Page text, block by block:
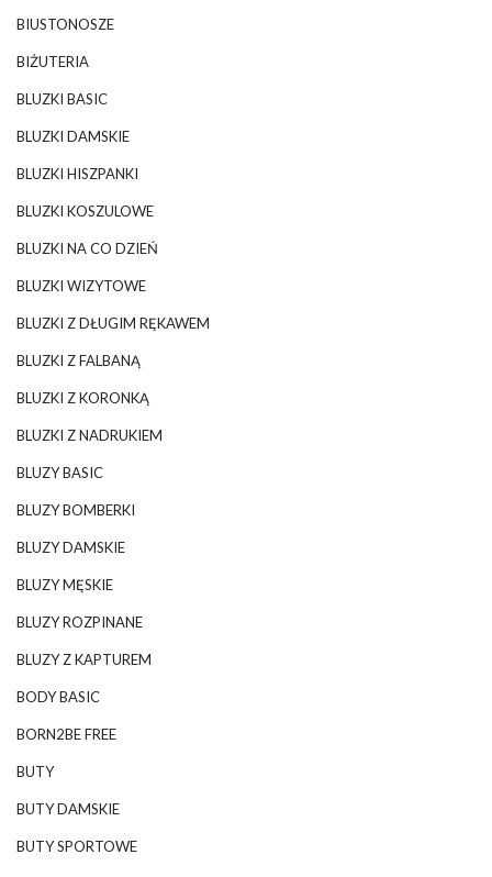
BIUSTONOSZE
BIŻUTERIA
BLUZKI BASIC
BLUZKI DAMSKIE
BLUZKI HISZPANKI
BLUZKI KOSZULOWE
BLUZKI NA CO DZIEŃ
BLUZKI WIZYTOWE
BLUZKI Z DŁUGIM RĘKAWEM
BLUZKI Z FALBANĄ
BLUZKI Z KORONKĄ
BLUZKI Z NADRUKIEM
BLUZY BASIC
BLUZY BOMBERKI
BLUZY DAMSKIE
BLUZY MĘSKIE
BLUZY ROZPINANE
BLUZY Z KAPTUREM
BODY BASIC
BORN2BE FREE
BUTY
BUTY DAMSKIE
BUTY SPORTOWE